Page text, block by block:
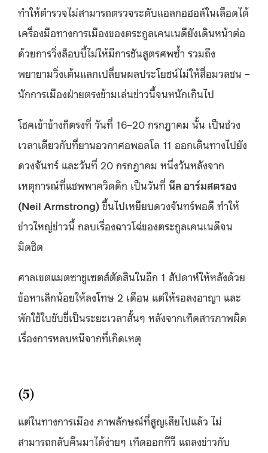
ทำให้ตำรวจไม่สามารถตรวจระดับแอลกอฮอล์ในเลือดได้
เครื่องมือทางการเมืองของตระกูลเคนเนดียังเดินหน้าต่อ
ด้วยการวิ่งล็อบบี้ไม่ให้มีการชันสูตรศพซ้ำ รวมถึง
พยายามวิ่งเต้นแลกเปลี่ยนผลประโยชน์ไม่ให้สื่อมวลชน –
นักการเมืองฝ่ายตรงข้ามเล่นข่าวนี้จนหนักเกินไป
โชคเข้าข้างก็ตรงที่ วันที่ 16–20 กรกฎาคม นั้น เป็นช่วง
เวลาเดียวกับที่ยานอวกาศอพอลโล 11 ออกเดินทางไปยัง
ดวงจันทร์ และวันที่ 20 กรกฎาคม หนึ่งวันหลังจาก
เหตุการณ์ที่แชพพาควิดดิก เป็นวันที่ นีล อาร์มสตรอง
(Neil Armstrong) ขึ้นไปเหยียบดวงจันทร์พอดี ทำให้
ข่าวใหญ่ข่าวนี้ กลบเรื่องฉาวโฉ่ของตระกูลเคนเนดีจน
มิดชิด
ศาลเขตแมตซาชูเซตส์ตัดสินในอีก 1 สัปดาห์ให้หลังด้วย
ข้อหาเล็กน้อยให้ลงโทษ 2 เดือน แต่ให้รอลงอาญา และ
พักใช้ใบขับขี่เป็นระยะเวลาสั้นๆ หลังจากเท็ดสารภาพผิด
เรื่องการหลบหนีจากที่เกิดเหตุ
(5)
แต่ในทางการเมือง ภาพลักษณ์ที่สูญเสียไปแล้ว ไม่
สามารถกลับคืนมาได้ง่ายๆ เท็ดออกทีวี แถลงข่าวกับ